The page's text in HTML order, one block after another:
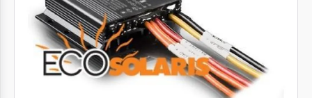
Autentifică-
Înregistrează-